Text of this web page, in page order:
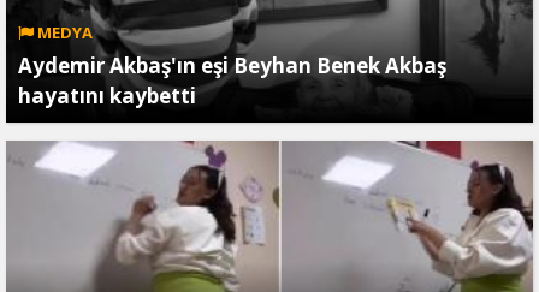
MEDYA
Aydemir Akbaş'ın eşi Beyhan Benek Akbaş
hayatını kaybetti